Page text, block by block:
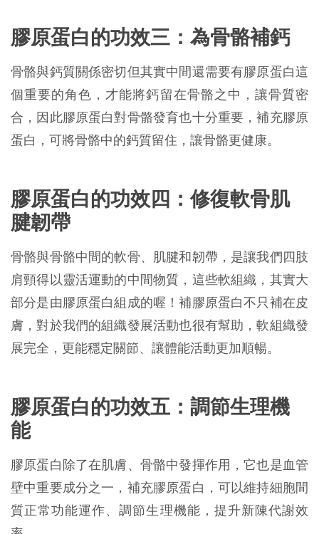
膠原蛋白的功效三：為骨骼補鈣
骨骼與鈣質關係密切但其實中間還需要有膠原蛋白這
個重要的角色，才能將鈣留在骨骼之中，讓骨質密
合，因此膠原蛋白對骨骼發育也十分重要，補充膠原
蛋白，可將骨骼中的鈣質留住，讓骨骼更健康。
膠原蛋白的功效四：修復軟骨肌
腱韌帶
骨骼與骨骼中間的軟骨、肌腱和韌帶，是讓我們四肢
肩頸得以靈活運動的中間物質，這些軟組織，其實大
部分是由膠原蛋白組成的喔！補膠原蛋白不只補在皮
膚，對於我們的組織發展活動也很有幫助，軟組織發
展完全，更能穩定關節、讓體能活動更加順暢。
膠原蛋白的功效五：調節生理機
能
膠原蛋白除了在肌膚、骨骼中發揮作用，它也是血管
壁中重要成分之一，補充膠原蛋白，可以維持細胞間
質正常功能運作、調節生理機能，提升新陳代謝效